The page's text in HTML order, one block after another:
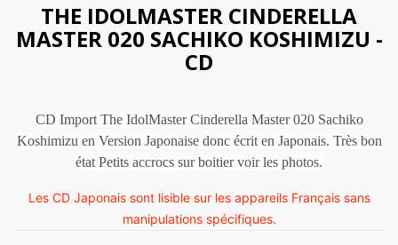
THE IDOLMASTER CINDERELLA
MASTER 020 SACHIKO KOSHIMIZU -
CD
CD Import The IdolMaster Cinderella Master 020 Sachiko
Koshimizu en Version Japonaise donc écrit en Japonais. Très bon
état Petits accrocs sur boitier voir les photos.
Les CD Japonais sont lisible sur les appareils Français sans
manipulations spécifiques.